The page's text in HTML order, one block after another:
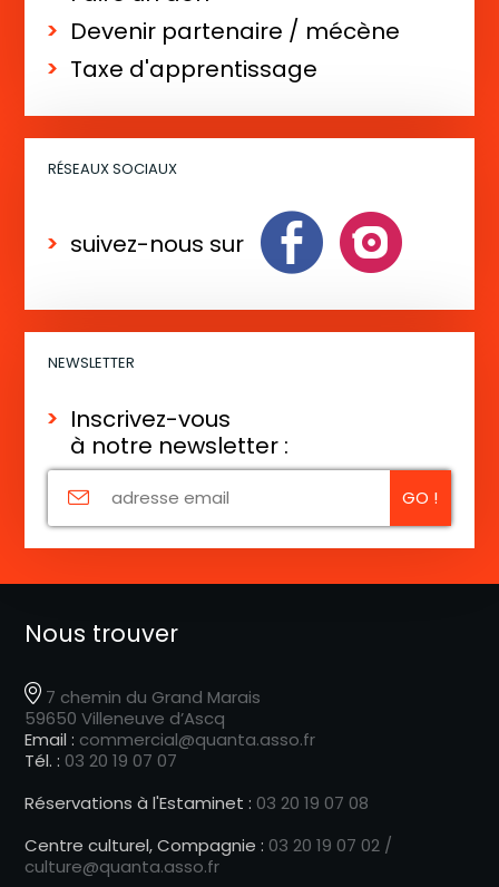
Devenir partenaire / mécène
Taxe d'apprentissage
RÉSEAUX SOCIAUX
suivez-nous sur
NEWSLETTER
Inscrivez-vous
à notre newsletter :
Nous trouver
7 chemin du Grand Marais
59650 Villeneuve d’Ascq
Email : commercial@quanta.asso.fr
Tél. : 03 20 19 07 07
Réservations à l'Estaminet :03 20 19 07 08
Centre culturel, Compagnie :03 20 19 07 02 /
culture@quanta.asso.fr